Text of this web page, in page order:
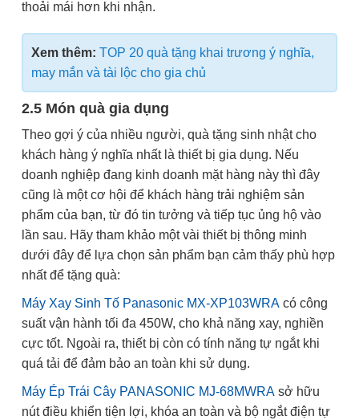
thoải mái hơn khi nhận.
Xem thêm: TOP 20 quà tặng khai trương ý nghĩa,
may mắn và tài lộc cho gia chủ
2.5 Món quà gia dụng
Theo gợi ý của nhiều người, quà tặng sinh nhật cho
khách hàng ý nghĩa nhất là thiết bị gia dụng. Nếu
doanh nghiệp đang kinh doanh mặt hàng này thì đây
cũng là một cơ hội để khách hàng trải nghiệm sản
phẩm của bạn, từ đó tin tưởng và tiếp tục ủng hộ vào
lần sau. Hãy tham khảo một vài thiết bị thông minh
dưới đây để lựa chọn sản phẩm bạn cảm thấy phù hợp
nhất để tặng quà:
Máy Xay Sinh Tố Panasonic MX-XP103WRA có công
suất vận hành tối đa 450W, cho khả năng xay, nghiền
cực tốt. Ngoài ra, thiết bị còn có tính năng tự ngắt khi
quá tải để đảm bảo an toàn khi sử dụng.
Máy Ép Trái Cây PANASONIC MJ-68MWRA sở hữu
nút điều khiển tiện lợi, khóa an toàn và bộ ngắt điện tự